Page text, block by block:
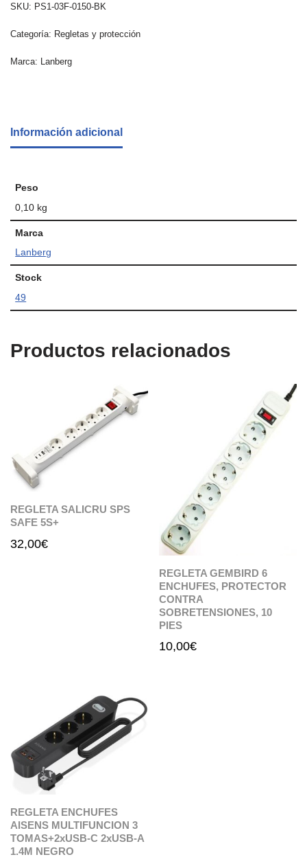
SKU: PS1-03F-0150-BK
Categoría: Regletas y protección
Marca: Lanberg
Información adicional
Peso
0,10 kg
Marca
Lanberg
Stock
49
Productos relacionados
REGLETA SALICRU SPS
SAFE 5S+
32,00€
REGLETA GEMBIRD 6
ENCHUFES, PROTECTOR
CONTRA
SOBRETENSIONES, 10
PIES
10,00€
REGLETA ENCHUFES
AISENS MULTIFUNCION 3
TOMAS+2xUSB-C 2xUSB-A
1.4M NEGRO